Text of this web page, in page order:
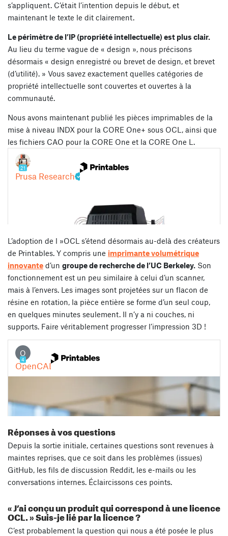
s’appliquent. C’était l’intention depuis le début, et
maintenant le texte le dit clairement.
Le périmètre de l’IP (propriété intellectuelle) est plus clair.
Au lieu du terme vague de « design », nous précisons
désormais « design enregistré ou brevet de design, et brevet
(d’utilité). » Vous savez exactement quelles catégories de
propriété intellectuelle sont couvertes et ouvertes à la
communauté.
Nous avons maintenant publié les pièces imprimables de la
mise à niveau INDX pour la CORE One+ sous OCL, ainsi que
les fichiers CAO pour la CORE One et la CORE One L.
L’adoption de l »OCL s’étend désormais au-delà des créateurs
de Printables. Y compris une imprimante volumétrique
innovante d’un groupe de recherche de l’UC Berkeley. Son
fonctionnement est un peu similaire à celui d’un scanner,
mais à l’envers. Les images sont projetées sur un flacon de
résine en rotation, la pièce entière se forme d’un seul coup,
en quelques minutes seulement. Il n’y a ni couches, ni
supports. Faire véritablement progresser l’impression 3D !
Réponses à vos questions
Depuis la sortie initiale, certaines questions sont revenues à
maintes reprises, que ce soit dans les problèmes (issues)
GitHub, les fils de discussion Reddit, les e-mails ou les
conversations internes. Éclaircissons ces points.
« J’ai conçu un produit qui correspond à une licence
OCL. » Suis-je lié par la licence ?
C’est probablement la question qui nous a été posée le plus